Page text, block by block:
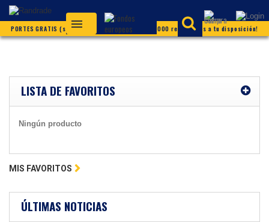
PORTES GRATIS (según condiciones) ¡Más de 20.000 referencias a tu disposición!
LISTA DE FAVORITOS
Ningún producto
MIS FAVORITOS
ÚLTIMAS NOTICIAS